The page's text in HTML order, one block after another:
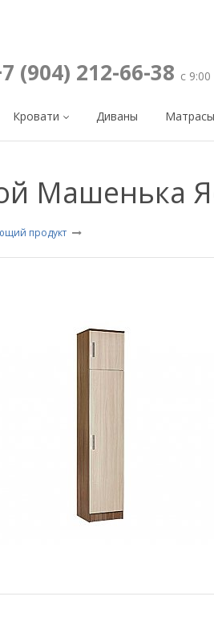
(904) 212-66-38 с
Кровати Диваны Матрасы
Машенька
продукт